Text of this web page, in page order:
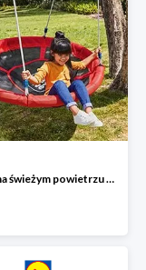
Zabawa na świeżym powietrzu w Lidlu do -33%